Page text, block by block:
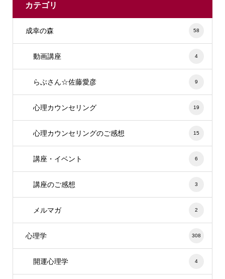
カテゴリ
成幸の森 58
動画講座 4
らぶさん☆佐藤愛彦 9
心理カウンセリング 19
心理カウンセリングのご感想 15
講座・イベント 6
講座のご感想 3
メルマガ 2
心理学 308
開運心理学 4